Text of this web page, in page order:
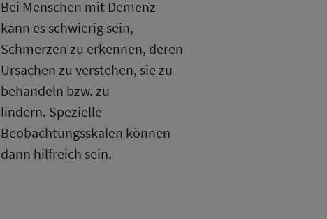
Bei Menschen mit Demenz
kann es schwierig sein,
Schmerzen zu erkennen, deren
Ursachen zu verstehen, sie zu
behandeln bzw. zu
lindern. Spezielle
Beobachtungsskalen können
dann hilfreich sein.